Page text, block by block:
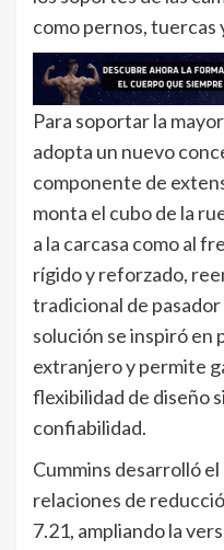
como pernos, tuercas
Para soportar la
adopta un nuevo
componente de
monta el cubo de la
a la carcasa como al
rígido y reforzado,
tradicional de
solución se inspiró en
extranjero y permite
flexibilidad de diseño
confiabilidad.
Cummins desarrolló
relaciones de
7.21, ampliando la